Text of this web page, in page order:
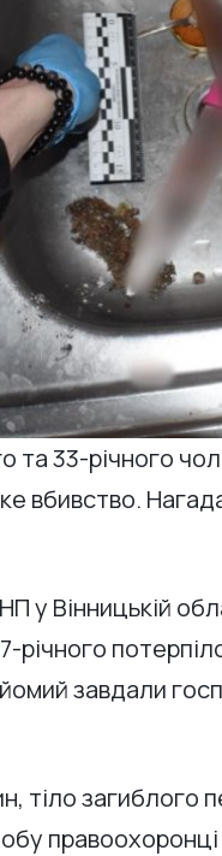
33-річного
вбивство.
у Вінницькій
річного
завдали
тіло загиблого